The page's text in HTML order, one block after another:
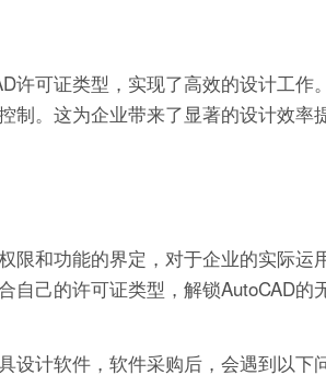
许可证类型，实现了高效的设计工
。这为企业带来了显著的设计效率
限和功能的界定，对于企业的实际
自己的许可证类型，解锁AutoCAD
设计软件，软件采购后，会遇到以下